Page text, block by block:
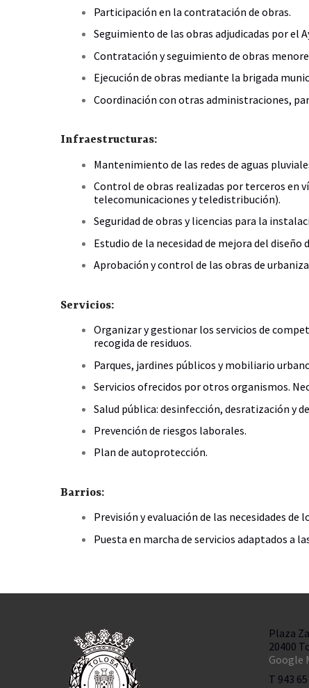
Participación en la contratación de obras.
Seguimiento de las obras adjudicadas por
Contratación y seguimiento de obras
Ejecución de obras mediante la brigada
Coordinación con otras administraciones,
Infraestructuras:
Mantenimiento de las redes de aguas
Control de obras realizadas por terceros en
telecomunicaciones y teledistribución).
Seguridad de obras y licencias para la
Estudio de la necesidad de mejora del
Aprobación y control de las obras de
Servicios:
Organizar y gestionar los servicios de
recogida de residuos.
Parques, jardines públicos y mobiliario
Servicios ofrecidos por otros organismos.
Salud pública: desinfección, desratización y
Prevención de riesgos laborales.
Plan de autoprotección.
Barrios:
Previsión y evaluación de las necesidades
Puesta en marcha de servicios adaptados a
Plaza
20400
Google
T 943